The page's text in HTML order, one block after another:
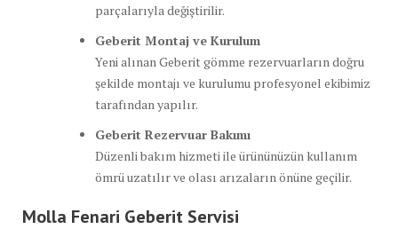
parçalarıyla değiştirilir.
Geberit Montaj ve Kurulum
Yeni alınan Geberit gömme rezervuarların doğru
şekilde montajı ve kurulumu profesyonel ekibimiz
tarafından yapılır.
Geberit Rezervuar Bakımı
Düzenli bakım hizmeti ile ürününüzün kullanım
ömrü uzatılır ve olası arızaların önüne geçilir.
Molla Fenari Geberit Servisi